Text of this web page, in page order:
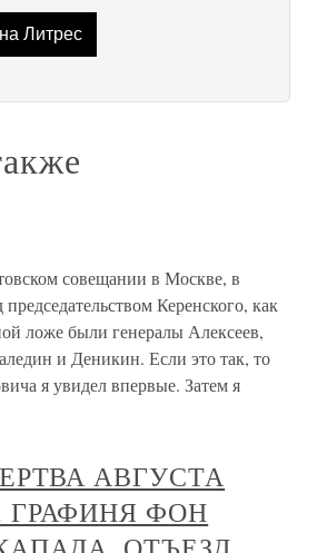
Литрес
совещании в Москве, в
Керенского, как
ложе были генералы Алексеев,
и Деникин. Если это так, то
я увидел впервые. Затем я
АВГУСТА
ГРАФИНЯ ФОН